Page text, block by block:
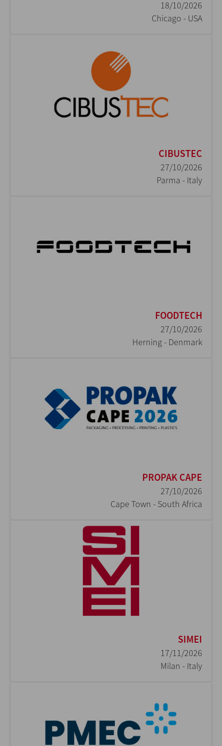
18/10/2026
Chicago - USA
CIBUSTEC
27/10/2026
Parma - Italy
FOODTECH
27/10/2026
Herning - Denmark
PROPAK CAPE
27/10/2026
Cape Town - South Africa
SIMEI
17/11/2026
Milan - Italy